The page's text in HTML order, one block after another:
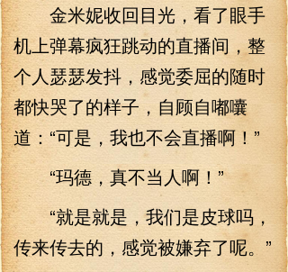
金米妮收回目光，看了眼手
机上弹幕疯狂跳动的直播间，整
个人瑟瑟发抖，感觉委屈的随时
都快哭了的样子，自顾自嘟囔
道：“可是，我也不会直播啊！”
“玛德，真不当人啊！”
“就是就是，我们是皮球吗，
传来传去的，感觉被嫌弃了呢。”